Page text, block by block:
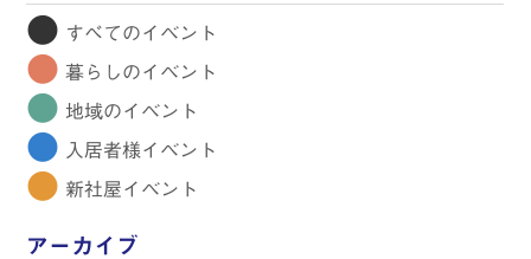
● すべてのイベント
● 暮らしのイベント
● 地域のイベント
● 入居者様イベント
● 新社屋イベント
アーカイブ